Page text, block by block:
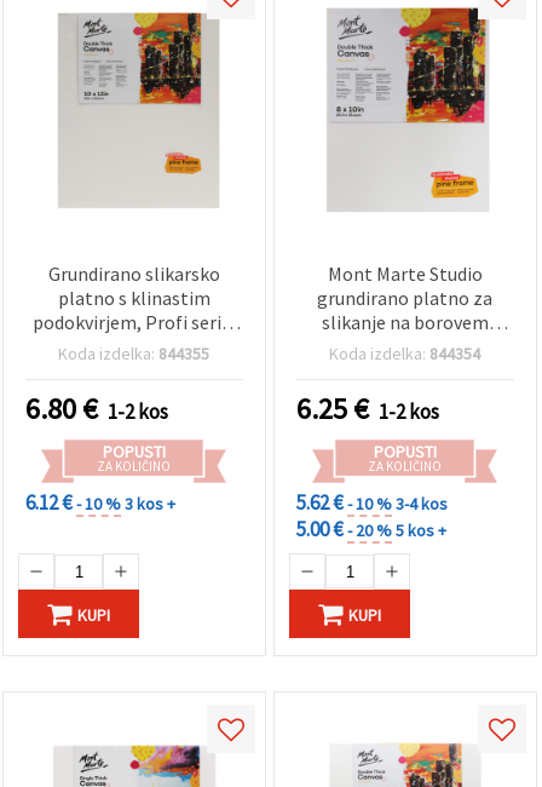
Grundirano slikarsko
platno s klinastim
podokvirjem, Profi serija
Mont Marte Studio
podokvir D.T., 25,4 × 30,5
cm
Koda izdelka: 844355
6.80€ 1-2 kos
POPUSTI
ZA KOLIČINO
6.12 €- 10 %3 kos +
KUPI
Mont Marte Studio
grundirano platno za
slikanje na borovem
klinastem okvirju, Profi
Koda izdelka: 844354
6.25€ 1-2 kos
POPUSTI
ZA KOLIČINO
5.62 €- 10 %3-4 kos
5.00 €- 20 %5 kos +
KUPI